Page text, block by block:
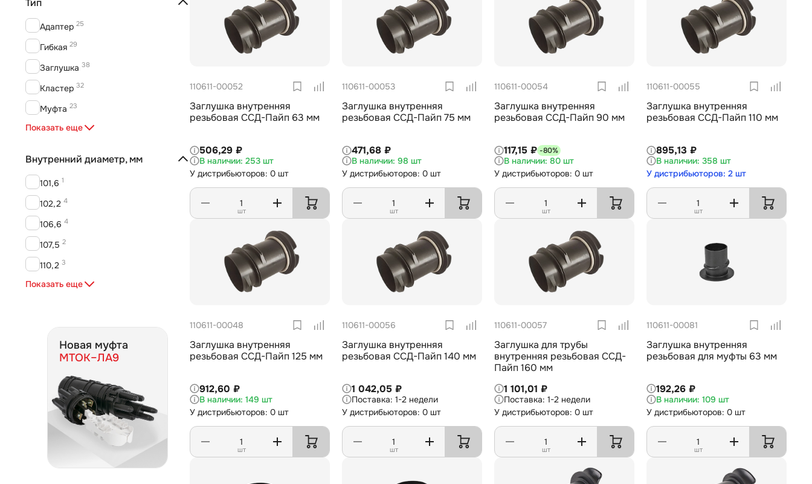
Адаптер 25
Гибкая 29
Заглушка 38
Кластер 32
Муфта 23
Муфта электросварная
Пробка
Цилиндр
Показать еще
Внутренний диаметр, мм
101,6 1
102,2 4
106,6 4
107,5 2
110,2 3
110,8 1
2
123,8 2
126,6 1
129,2
132,8 1
Показать еще
Новая муфта
МТОК–ЛА9
110611-00052
Заглушка внутренняя
резьбовая ССД-Пайп 63 мм
506,29 ₽
253 шт
У дистрибьюторов: 0 шт
шт
110611-00053
Заглушка внутренняя
резьбовая ССД-Пайп 75 мм
471,68 ₽
98 шт
У дистрибьюторов: 0 шт
шт
110611-00054
Заглушка внутренняя
резьбовая ССД-Пайп 90 мм
117,15 ₽ -80%
80 шт
У дистрибьюторов: 0 шт
шт
110611-00055
Заглушка внутренняя
резьбовая ССД-Пайп 110 мм
895,13 ₽
358 шт
У дистрибьюторов: 2 шт
шт
110611-00048
Заглушка внутренняя
резьбовая ССД-Пайп 125 мм
912,60 ₽
149 шт
У дистрибьюторов: 0 шт
шт
110611-00056
Заглушка внутренняя
резьбовая ССД-Пайп 140 мм
1 042,05 ₽
1-2 недели
У дистрибьюторов: 0 шт
шт
110611-00057
Заглушка для трубы
внутренняя резьбовая ССД-
Пайп 160 мм
1 101,01 ₽
1-2 недели
У дистрибьюторов: 0 шт
шт
110611-00081
Заглушка внутренняя
резьбовая для муфты 63 мм
192,26 ₽
109 шт
У дистрибьюторов: 0 шт
шт